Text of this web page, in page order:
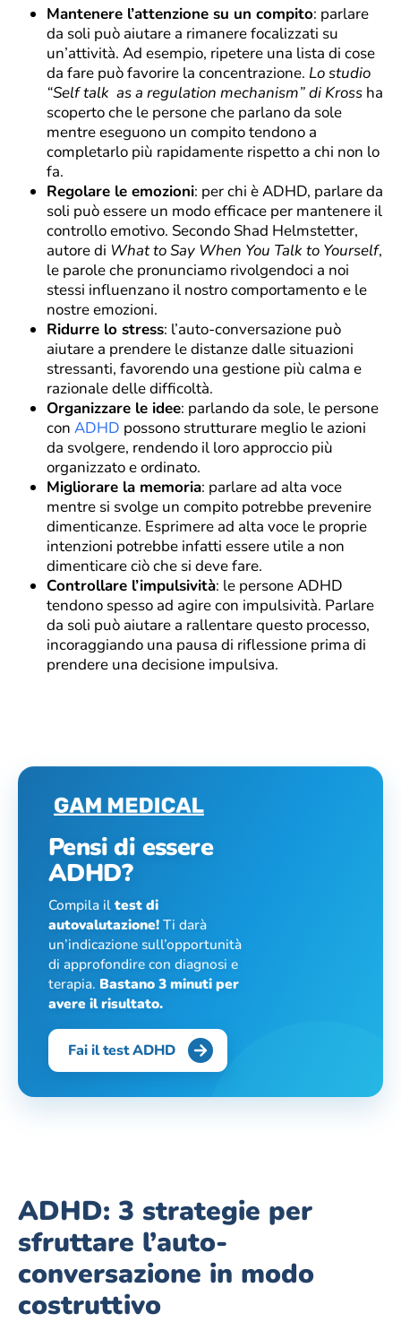
Mantenere l’attenzione su un compito: parlare
da soli può aiutare a rimanere focalizzati su
un’attività. Ad esempio, ripetere una lista di cose
da fare può favorire la concentrazione. Lo studio
“Self talk as a regulation mechanism” di Kross ha
scoperto che le persone che parlano da sole
mentre eseguono un compito tendono a
completarlo più rapidamente rispetto a chi non lo
fa.
Regolare le emozioni: per chi è ADHD, parlare da
soli può essere un modo efficace per mantenere il
controllo emotivo. Secondo Shad Helmstetter,
autore di What to Say When You Talk to Yourself,
le parole che pronunciamo rivolgendoci a noi
stessi influenzano il nostro comportamento e le
nostre emozioni.
Ridurre lo stress: l’auto-conversazione può
aiutare a prendere le distanze dalle situazioni
stressanti, favorendo una gestione più calma e
razionale delle difficoltà.
Organizzare le idee: parlando da sole, le persone
con ADHD possono strutturare meglio le azioni
da svolgere, rendendo il loro approccio più
organizzato e ordinato.
Migliorare la memoria: parlare ad alta voce
mentre si svolge un compito potrebbe prevenire
dimenticanze. Esprimere ad alta voce le proprie
intenzioni potrebbe infatti essere utile a non
dimenticare ciò che si deve fare.
Controllare l’impulsività: le persone ADHD
tendono spesso ad agire con impulsività. Parlare
da soli può aiutare a rallentare questo processo,
incoraggiando una pausa di riflessione prima di
prendere una decisione impulsiva.
Pensi di essere
ADHD?
Compila iltest di
autovalutazione!Ti darà
un’indicazione sull’opportunità
di approfondire con diagnosi e
terapia. Bastano 3 minuti per
avere il risultato.
Fai il test ADHD
ADHD: 3 strategie per
sfruttare l’auto-
conversazione in modo
costruttivo